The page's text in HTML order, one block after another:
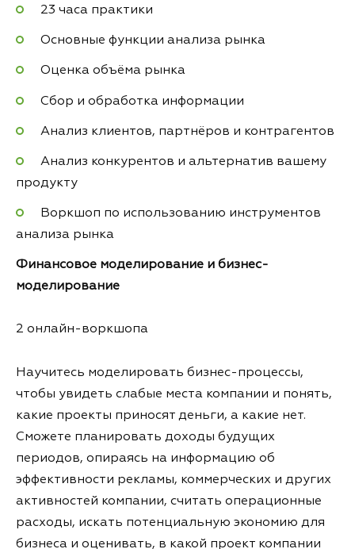
23 часа практики
Основные функции анализа рынка
Оценка объёма рынка
Сбор и обработка информации
Анализ клиентов, партнёров и контрагентов
Анализ конкурентов и альтернатив вашему
продукту
Воркшоп по использованию инструментов
анализа рынка
Финансовое моделирование и бизнес-
моделирование
2 онлайн-воркшопа
Научитесь моделировать бизнес-процессы,
чтобы увидеть слабые места компании и понять,
какие проекты приносят деньги, а какие нет.
Сможете планировать доходы будущих
периодов, опираясь на информацию об
эффективности рекламы, коммерческих и других
активностей компании, считать операционные
расходы, искать потенциальную экономию для
бизнеса и оценивать, в какой проект компании